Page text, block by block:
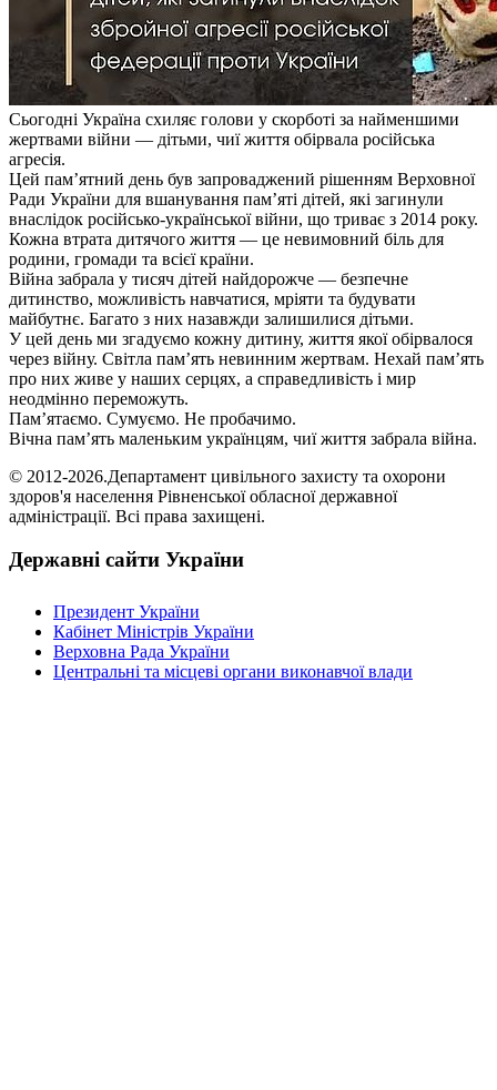
Сьогодні Україна схиляє голови у скорботі за найменшими
жертвами війни — дітьми, чиї життя обірвала російська
агресія.
Цей пам’ятний день був запроваджений рішенням Верховної
Ради України для вшанування пам’яті дітей, які загинули
внаслідок російсько-української війни, що триває з 2014 року.
Кожна втрата дитячого життя — це невимовний біль для
родини, громади та всієї країни.
Війна забрала у тисяч дітей найдорожче — безпечне
дитинство, можливість навчатися, мріяти та будувати
майбутнє. Багато з них назавжди залишилися дітьми.
У цей день ми згадуємо кожну дитину, життя якої обірвалося
через війну. Світла пам’ять невинним жертвам. Нехай пам’ять
про них живе у наших серцях, а справедливість і мир
неодмінно переможуть.
Пам’ятаємо. Сумуємо. Не пробачимо.
Вічна пам’ять маленьким українцям, чиї життя забрала війна.
© 2012-2026.Департамент цивільного захисту та охорони
здоров'я населення Рівненської обласної державної
адміністрації. Всі права захищені.
Державні сайти України
Президент України
Кабінет Міністрів України
Верховна Рада України
Центральні та місцеві органи виконавчої влади